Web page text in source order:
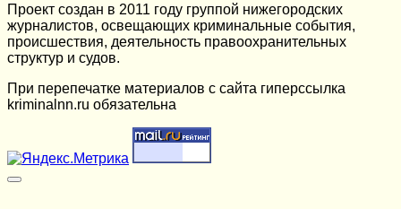
Проект создан в 2011 году группой нижегородских
журналистов, освещающих криминальные события,
происшествия, деятельность правоохранительных
структур и судов.
При перепечатке материалов c сайта гиперссылка
kriminalnn.ru обязательна